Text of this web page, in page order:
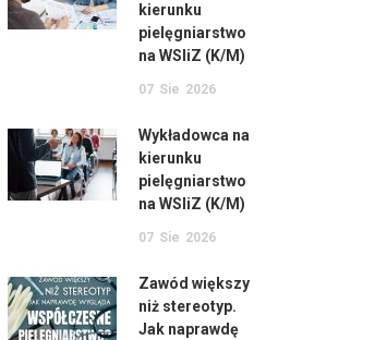
kierunku
pielęgniarstwo
na WSIiZ (K/M)
07 Sie 2026
Wykładowca na
kierunku
pielęgniarstwo
na WSIiZ (K/M)
07 Sie 2026
Zawód większy
niż stereotyp.
Jak naprawdę